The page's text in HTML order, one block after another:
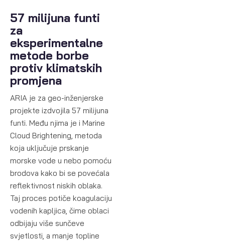
57 milijuna funti
za
eksperimentalne
metode borbe
protiv klimatskih
promjena
ARIA je za geo-inženjerske
projekte izdvojila 57 milijuna
funti. Među njima je i Marine
Cloud Brightening, metoda
koja uključuje prskanje
morske vode u nebo pomoću
brodova kako bi se povećala
reflektivnost niskih oblaka.
Taj proces potiče koagulaciju
vodenih kapljica, čime oblaci
odbijaju više sunčeve
svjetlosti, a manje topline